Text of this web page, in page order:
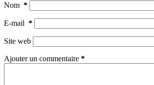
Nom *
E-mail *
Site web
Ajouter un commentaire *